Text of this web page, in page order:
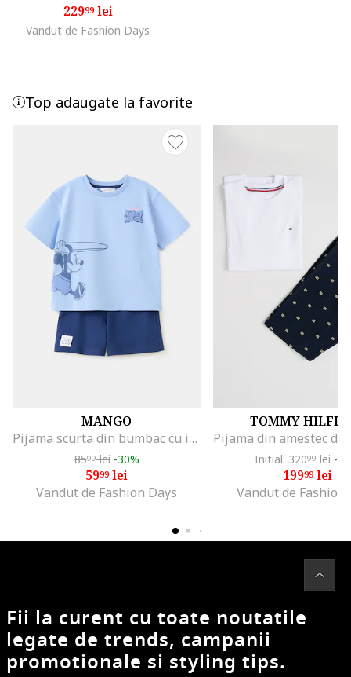
22999lei
Vandut de Fashion Days
Top adaugate la favorite
MANGO
Pijama scurta din bumbac cu imprimeu cu Mickey Mouse, Albastru lavanda/Bleumarin
8599lei -30%
5999lei
Vandut de Fashion Days
TOMMY
Initial: 32099 lei -
19999lei
Vandut de Fashion
Fii la curent cu toate noutatile
legate de trends, campanii
promotionale si styling tips.